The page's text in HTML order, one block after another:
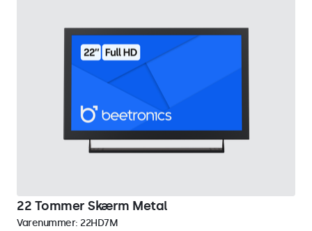
22 Tommer Skærm Metal
Varenummer: 22HD7M